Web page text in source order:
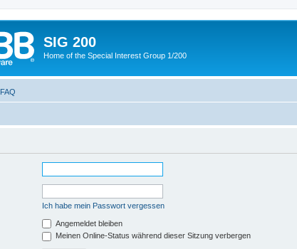
SIG 200
Home of the Special Interest Group 1/200
FAQ
Ich habe mein Passwort vergessen
Angemeldet bleiben
Meinen Online-Status während dieser Sitzung verbergen